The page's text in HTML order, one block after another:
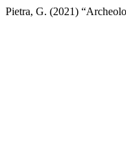
Pietra, G. (2021)